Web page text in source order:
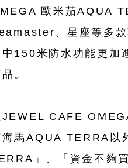
歐米茄AQUA
、星座等多
中150米防水功能更加
。
JEWEL CAFE
海馬AQUA TERRA以
」、「資金不夠